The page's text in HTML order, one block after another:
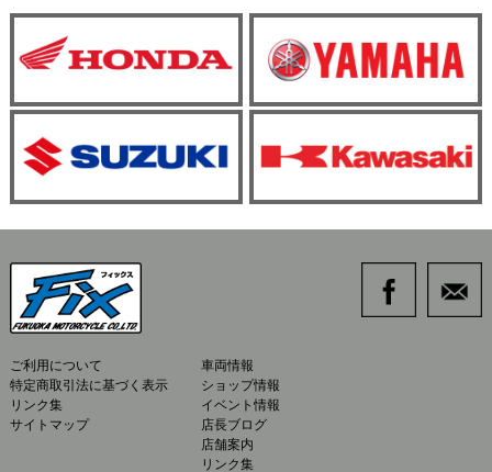
ご利用について
特定商取引法に基づく表示
リンク集
サイトマップ
車両情報
ショップ情報
イベント情報
店長ブログ
店舗案内
リンク集